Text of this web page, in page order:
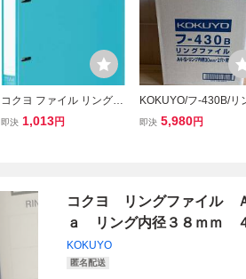
コクヨ ファイル リングフ
ァイル NEOS A4 180枚収
即決 1,013円
KOKUYO/フ-430B/リ
ファイル 青/ A4-S リ
即決 5,980円
コクヨ リングファイル
ａ リング内径３８ｍｍ
KOKUYO
匿名配送